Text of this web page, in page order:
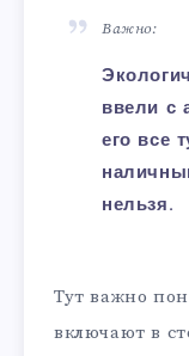
Важно:
ввели с
его все
нельзя.
Тут важно
включают в